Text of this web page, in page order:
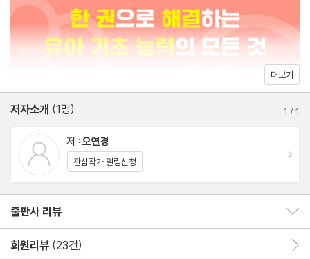
실전 훈육에 강한 ‘육아메이트 미오’ 오연경 박사가 전하는 올바른
유아 기초 능력과 풍부한 대화 예시를 살펴보고, 우리 아이의 인생
나는 꾸준히 배우고 도전하는 아이야
나는 형아니까! 나는 언니니까!
나는 노력해서 결과를 내는 아이야
나는 어려운 과제에 도전하는 아이야
2장 스스로 선택하고 결정하는 아이
1. 자율성과 자기 주도성
자율성의 방향과 진짜 의미
자율은 자유가 아니다
더보기
저자소개 (1명) 1 /1
저 : 오연경
관심작가 알림신청
출판사 리뷰
회원리뷰 (23건)